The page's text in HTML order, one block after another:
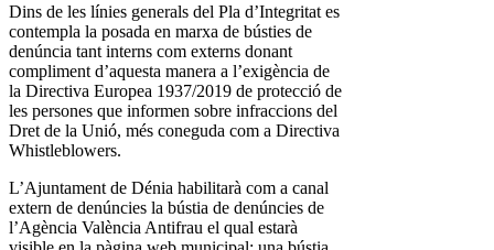
Dins de les línies generals del Pla d’Integritat es
contempla la posada en marxa de bústies de
denúncia tant interns com externs donant
compliment d’aquesta manera a l’exigència de
la Directiva Europea 1937/2019 de protecció de
les persones que informen sobre infraccions del
Dret de la Unió, més coneguda com a Directiva
Whistleblowers.
L’Ajuntament de Dénia habilitarà com a canal
extern de denúncies la bústia de denúncies de
l’Agència València Antifrau el qual estarà